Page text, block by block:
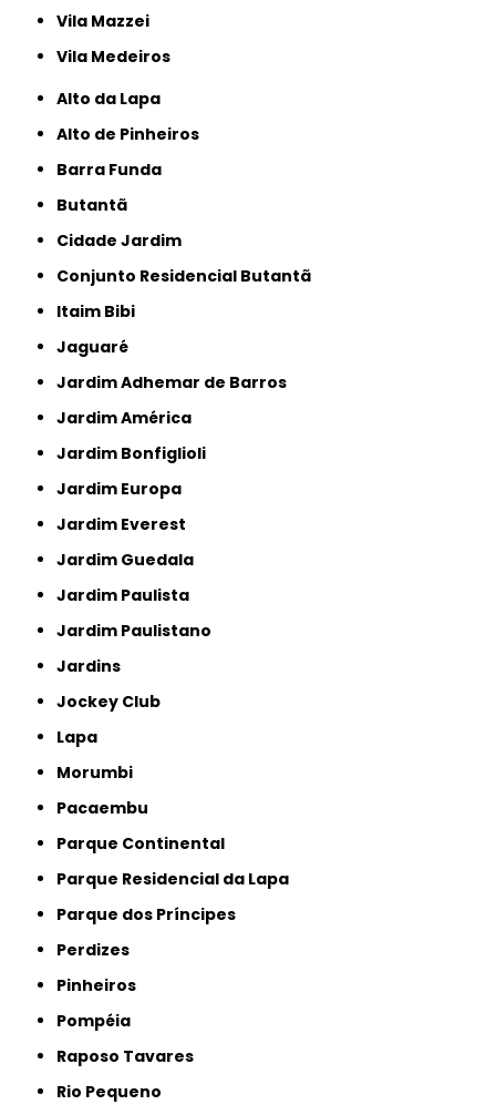
Vila Mazzei
Vila Medeiros
Alto da Lapa
Alto de Pinheiros
Barra Funda
Butantã
Cidade Jardim
Conjunto Residencial Butantã
Itaim Bibi
Jaguaré
Jardim Adhemar de Barros
Jardim América
Jardim Bonfiglioli
Jardim Europa
Jardim Everest
Jardim Guedala
Jardim Paulista
Jardim Paulistano
Jardins
Jockey Club
Lapa
Morumbi
Pacaembu
Parque Continental
Parque Residencial da Lapa
Parque dos Príncipes
Perdizes
Pinheiros
Pompéia
Raposo Tavares
Rio Pequeno